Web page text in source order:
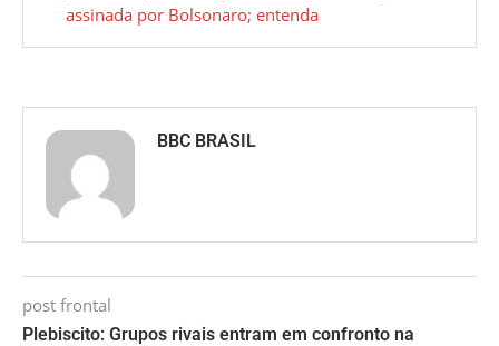
assinada por Bolsonaro; entenda
BBC BRASIL
post frontal
Plebiscito: Grupos rivais entram em confronto na